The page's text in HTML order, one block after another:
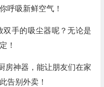
呼吸新鲜空气！
双手的吸尘器呢？无论是
！
房神器，能让朋友们在家
告别外卖！